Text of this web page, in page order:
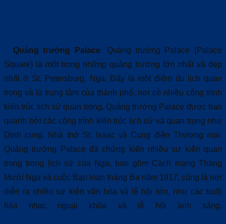
Quảng trường Palace: Quảng trường Palace (Palace
Square) là một trong những quảng trường lớn nhất và đẹp
nhất ở St. Petersburg, Nga. Đây là một điểm du lịch quan
trọng và là trung tâm của thành phố, nơi có nhiều công trình
kiến trúc lịch sử quan trọng. Quảng trường Palace được bao
quanh bởi các công trình kiến trúc lịch sử và quan trọng như
Dinh cung, Nhà thờ St. Isaac và Cung điện Thương mại.
Quảng trường Palace đã chứng kiến nhiều sự kiện quan
trọng trong lịch sử của Nga, bao gồm Cách mạng Tháng
Mười Nga và cuộc Bạo loạn tháng Ba năm 1917, cũng là nơi
diễn ra nhiều sự kiện văn hóa và lễ hội lớn, như các buổi
hòa nhạc ngoại khóa và lễ hội ánh sáng.